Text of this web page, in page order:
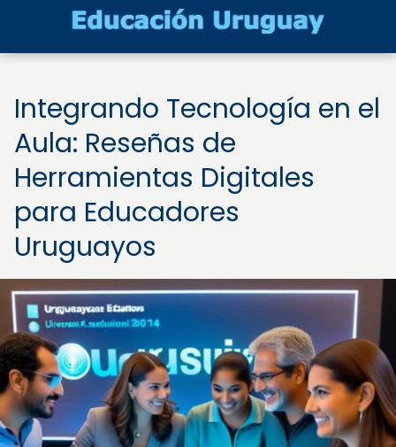
Integrando Tecnología en el
Aula: Reseñas de
Herramientas Digitales
para Educadores
Uruguayos